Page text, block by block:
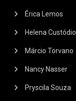
Érica Lemos
Helena Custódio
Márcio Torvano
Nancy Nasser
Pryscila Souza